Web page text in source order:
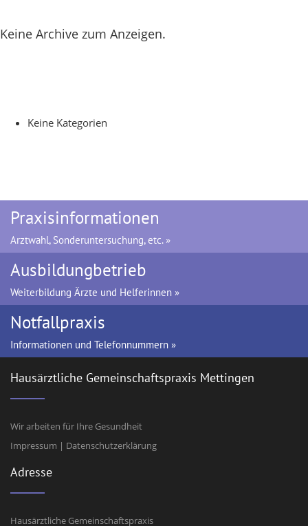
Keine Archive zum Anzeigen.
Keine Kategorien
Praxisinformationen
Arztwahl, Sonderuntersuchung, etc. »
Ausbildungbetrieb
Weiterbildung Ärzte und Helferinnen »
Notfallpraxis
Informationen und Telefonnummern »
Hausärztliche Gemeinschaftspraxis Mettingen
Wir arbeiten für Ihre Gesundheit
Impressum | Datenschutzerklärung
Adresse
Hausärztliche Gemeinschaftspraxis